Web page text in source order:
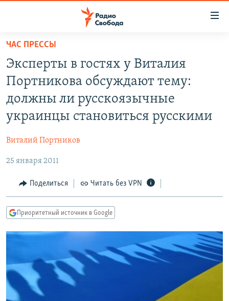
упрощенного
доступа
Вернуться
основному
содержанию
Вернутся
навигации
Вернутся
поиску
ПОДКАСТЫ
АВТОРСКИЕ ПРОЕКТЫ
IDEL.РЕАЛИИ
КАВКАЗ.РЕАЛИИ
СИБИРЬ.РЕАЛИИ
ПОДПИШИТЕСЬ НА РАССЫЛКУ
СОЦИАЛЬНЫЕ СЕТИ
ЧАС ПРЕССЫ
Эксперты в гостях у Виталия
Портникова обсуждают тему:
должны ли русскоязычные
украинцы становиться русскими
Виталий Портников
25 января 2011
Поделиться Читать без VPN
Приоритетный источник в Google